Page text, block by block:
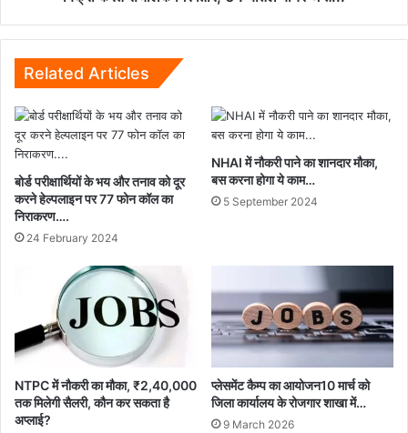
बिक्री
संचालक
गिरफ्तार,
64
बोतल
बीयर
Related Articles
बोर्ड परीक्षार्थियों के भय और तनाव को दूर
करने हेल्पलाइन पर 77 फोन कॉल का
निराकरण….
24 February 2024
NHAI में नौकरी पाने का शानदार मौका,
बस करना होगा ये काम…
5 September 2024
NTPC में नौकरी का मौका, ₹2,40,000
तक मिलेगी सैलरी, कौन कर सकता है
अप्‍लाई?
प्लेसमेंट कैम्प का आयोजन10 मार्च को
जिला कार्यालय के रोजगार शाखा में…
9 March 2026